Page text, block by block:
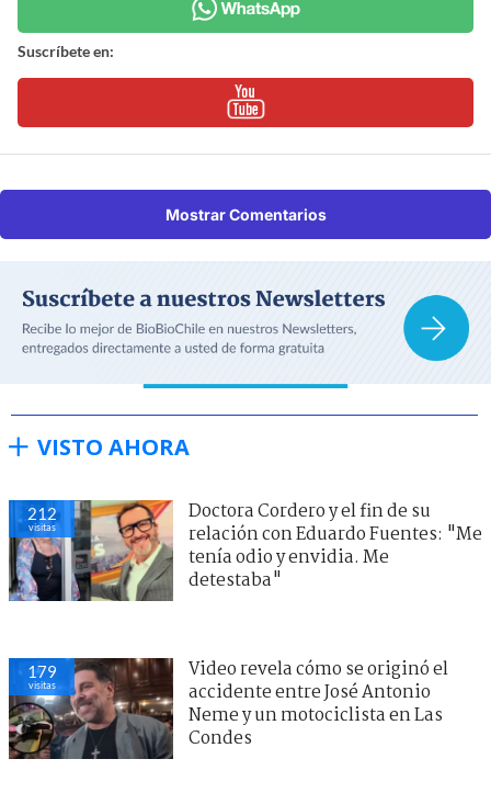
Suscríbete en:
Mostrar Comentarios
VISTO AHORA
212
visitas
Doctora Cordero y el fin de su
relación con Eduardo Fuentes: "Me
tenía odio y envidia. Me
detestaba"
179
visitas
Video revela cómo se originó el
accidente entre José Antonio
Neme y un motociclista en Las
Condes